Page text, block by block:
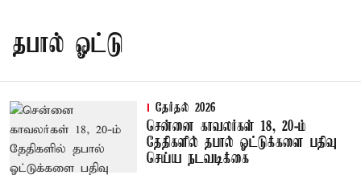
தபால் ஓட்டு
தேர்தல் 2026
சென்னை காவலர்கள் 18, 20-ம்
தேதிகளில் தபால் ஓட்டுக்களை பதிவு
செய்ய நடவடிக்கை